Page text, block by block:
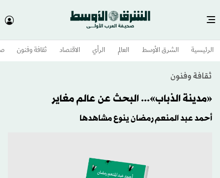
الرئيسية الشرق الأوسط​ العالم الرأي الاقتصاد ثقافة وفنون
ثقافة وفنون
«مدينة الذباب»... البحث عن عالم مغاير
أحمد عبد المنعم رمضان ينوع مشاهدها